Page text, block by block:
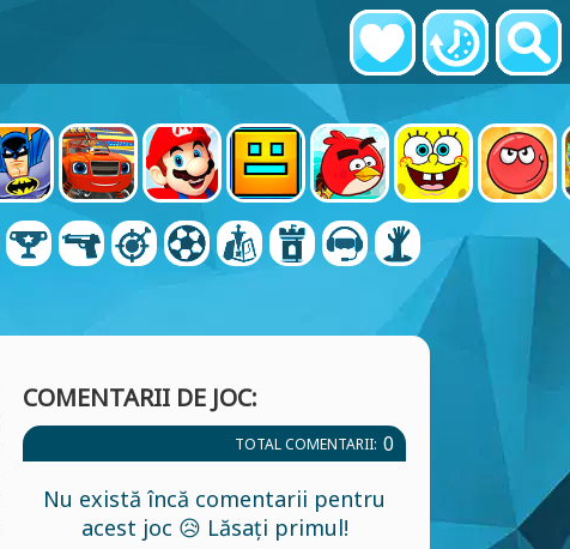
COMENTARII DE JOC:
TOTAL COMENTARII: 0
Nu există încă comentarii pentru
acest joc 😥 Lăsați primul!